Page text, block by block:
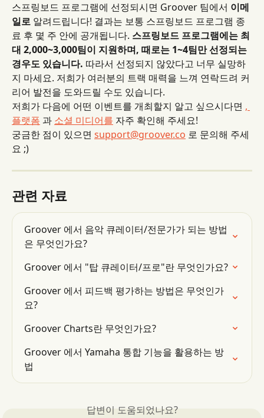
스프링보드 프로그램에 선정되시면 Groover 팀에서 이메
일로 알려드립니다! 결과는 보통 스프링보드 프로그램 종
료 후 몇 주 안에 공개됩니다. 스프링보드 프로그램에는 최
대 2,000~3,000팀이 지원하며, 때로는 1~4팀만 선정되는
경우도 있습니다. 따라서 선정되지 않았다고 너무 실망하
지 마세요. 저희가 여러분의 트랙 매력을 느껴 연락드려 커
리어 발전을 도와드릴 수도 있습니다.
저희가 다음에 어떤 이벤트를 개최할지 알고 싶으시다면 ,
플랫폼 과 소셜 미디어를 자주 확인해 주세요!
궁금한 점이 있으면 support@groover.co 로 문의해 주세
요 ;)
관련 자료
Groover 에서 음악 큐레이터/전문가가 되는 방법
은 무엇인가요?
Groover 에서 "탑 큐레이터/프로"란 무엇인가요?
Groover 에서 피드백 평가하는 방법은 무엇인가
요?
Groover Charts란 무엇인가요?
Groover 에서 Yamaha 통합 기능을 활용하는 방
법
답변이 도움되었나요?